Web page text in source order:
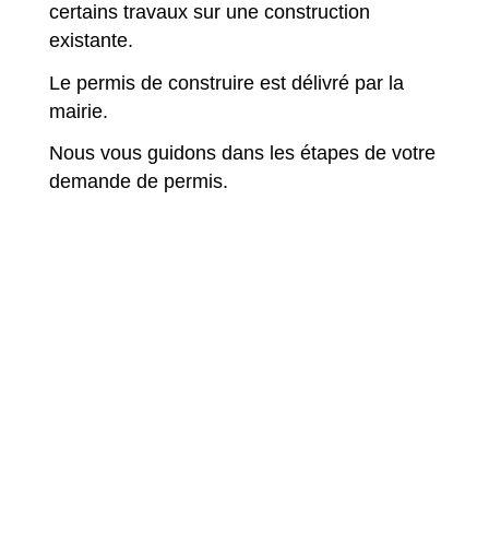
certains travaux sur une construction
existante.
Le permis de construire est délivré par la
mairie.
Nous vous guidons dans les étapes de votre
demande de permis.